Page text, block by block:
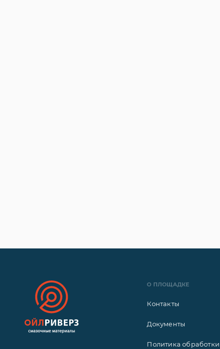
О ПЛОЩАДКЕ
Контакты
Документы
Политика обработки